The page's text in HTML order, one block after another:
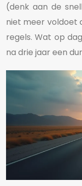
(denk aan de
niet meer voldoet
regels. Wat op
na drie jaar een